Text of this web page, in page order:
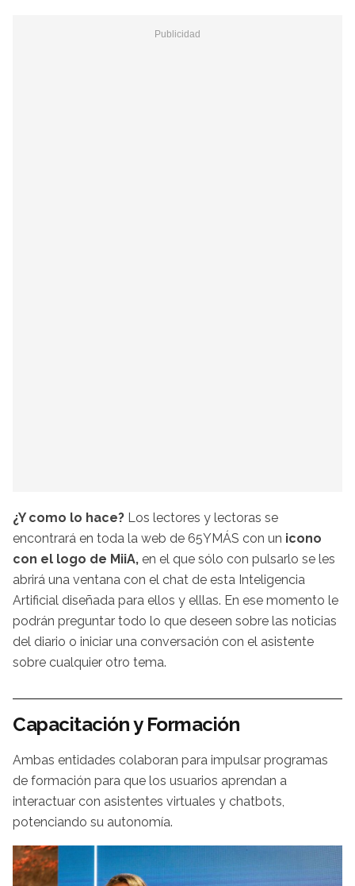
¿Y como lo hace? Los lectores y lectoras se
encontrará en toda la web de 65YMÁS con un icono
con el logo de MiiA, en el que sólo con pulsarlo se les
abrirá una ventana con el chat de esta Inteligencia
Artificial diseñada para ellos y elllas. En ese momento le
podrán preguntar todo lo que deseen sobre las noticias
del diario o iniciar una conversación con el asistente
sobre cualquier otro tema.
Capacitación y Formación
Ambas entidades colaboran para impulsar programas
de formación para que los usuarios aprendan a
interactuar con asistentes virtuales y chatbots,
potenciando su autonomía.